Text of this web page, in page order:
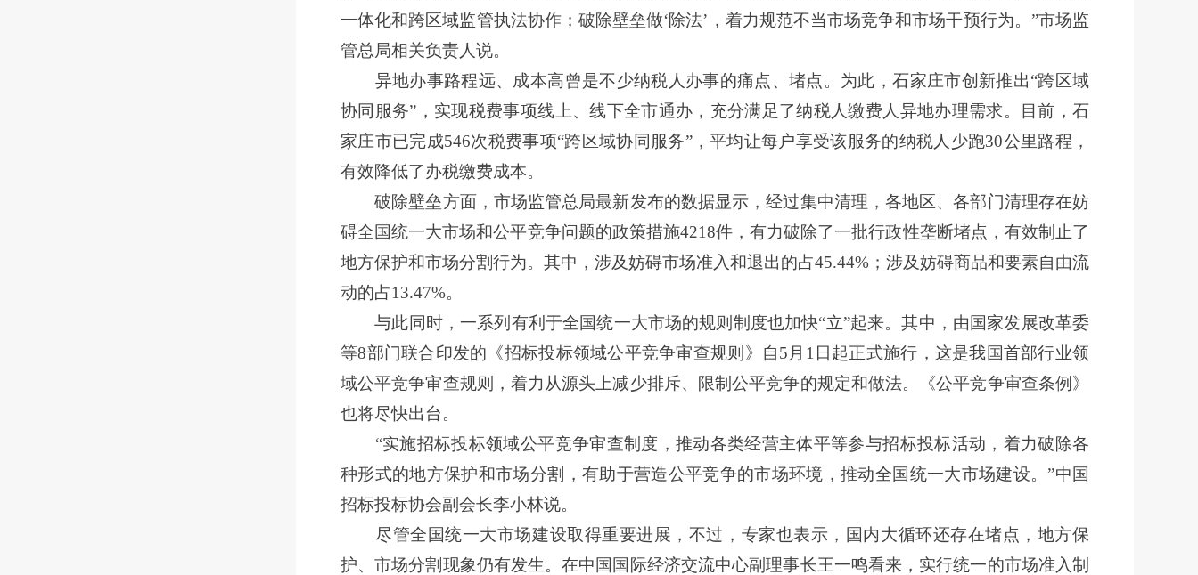
一体化和跨区域监管执法协作；破除壁垒做‘除法’，着力规范不当市场竞争和市场干预行为。”市场监
管总局相关负责人说。
异地办事路程远、成本高曾是不少纳税人办事的痛点、堵点。为此，石家庄市创新推出“跨区域
协同服务”，实现税费事项线上、线下全市通办，充分满足了纳税人缴费人异地办理需求。目前，石
家庄市已完成546次税费事项“跨区域协同服务”，平均让每户享受该服务的纳税人少跑30公里路程，
有效降低了办税缴费成本。
破除壁垒方面，市场监管总局最新发布的数据显示，经过集中清理，各地区、各部门清理存在妨
碍全国统一大市场和公平竞争问题的政策措施4218件，有力破除了一批行政性垄断堵点，有效制止了
地方保护和市场分割行为。其中，涉及妨碍市场准入和退出的占45.44%；涉及妨碍商品和要素自由流
动的占13.47%。
与此同时，一系列有利于全国统一大市场的规则制度也加快“立”起来。其中，由国家发展改革委
等8部门联合印发的《招标投标领域公平竞争审查规则》自5月1日起正式施行，这是我国首部行业领
域公平竞争审查规则，着力从源头上减少排斥、限制公平竞争的规定和做法。《公平竞争审查条例》
也将尽快出台。
“实施招标投标领域公平竞争审查制度，推动各类经营主体平等参与招标投标活动，着力破除各
种形式的地方保护和市场分割，有助于营造公平竞争的市场环境，推动全国统一大市场建设。”中国
招标投标协会副会长李小林说。
尽管全国统一大市场建设取得重要进展，不过，专家也表示，国内大循环还存在堵点，地方保
护、市场分割现象仍有发生。在中国国际经济交流中心副理事长王一鸣看来，实行统一的市场准入制